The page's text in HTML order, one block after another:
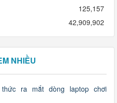
125,157
42,909,902
NHIỀU
ra mắt dòng laptop chơi